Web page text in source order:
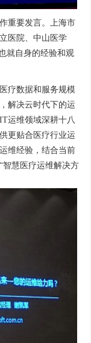
重要发言。上海市
医院、中山医学
就自身的经验和观
疗数据和服务规模
解决云时代下的运
运维领域深耕十八
更贴合医疗行业运
维经验，结合当前
智慧医疗运维解决方